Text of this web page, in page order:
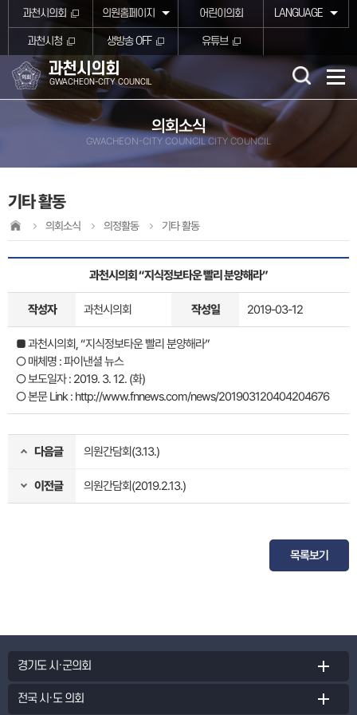
본문바로가기
과천시의회 의원홈페이지 어린이의회 LANGUAGE
과천시청 생방송 OFF 유튜브
과천시의회
GWACHEON-CITY COUNCIL
의회소식
GWACHEON-CITY COUNCIL CITY COUNCIL
기타 활동
의회소식 의정활동 기타 활동
과천시의회 “지식정보타운 빨리 분양해라”
작성자 과천시의회 작성일 2019-03-12
■ 과천시의회, “지식정보타운 빨리 분양해라”
○ 매체명 : 파이낸셜 뉴스
○ 보도일자 : 2019. 3. 12. (화)
○ 본문 Link : http://www.fnnews.com/news/201903120404204676
다음글 의원간담회(3.13.)
이전글 의원간담회(2019.2.13.)
목록보기
경기도 시·군의회
전국 시·도 의회